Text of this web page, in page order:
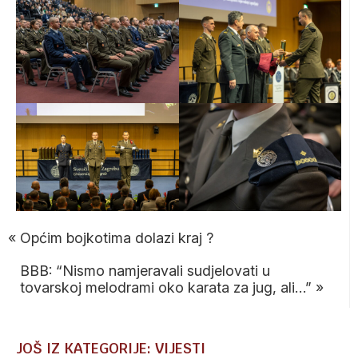
« Općim bojkotima dolazi kraj ?
BBB: “Nismo namjeravali sudjelovati u
tovarskoj melodrami oko karata za jug, ali…” »
JOŠ IZ KATEGORIJE: VIJESTI